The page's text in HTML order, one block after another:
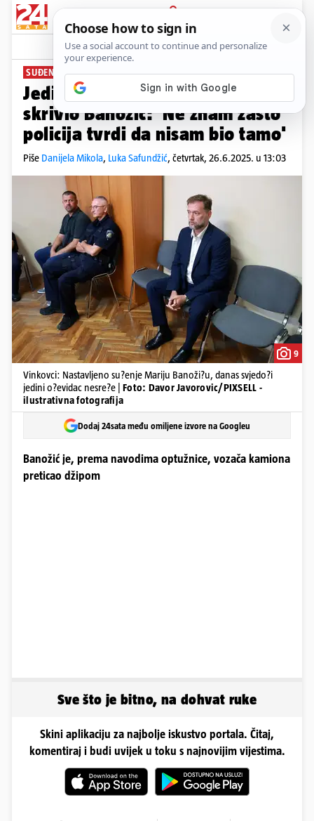
PRIJAVA
News Komentari
SUĐENJE BIVŠEM MINISTRU
Jedini svjedok nesreće koju je
skrivio Banožić: 'Ne znam zašto
policija tvrdi da nisam bio tamo'
Piše Danijela Mikola, Luka Safundžić, četvrtak, 26.6.2025. u 13:03
9
Vinkovci: Nastavljeno su?enje Mariju Banoži?u, danas svjedo?i
jedini o?evidac nesre?e | Foto: Davor Javorovic/PIXSELL -
ilustrativna fotografija
Dodaj 24sata među omiljene izvore na Googleu
Banožić je, prema navodima optužnice, vozača kamiona
preticao džipom
Sve što je bitno, na dohvat ruke
Skini aplikaciju za najbolje iskustvo portala. Čitaj,
komentiraj i budi uvijek u toku s najnovijim vijestima.